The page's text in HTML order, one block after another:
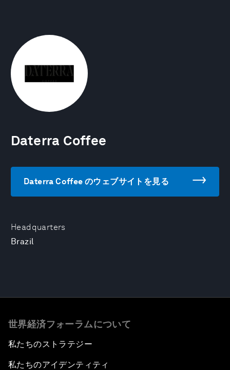
Headquarters
Brazil
Daterra Coffee
Daterra Coffee のウェブサイトを見る
世界経済フォーラムについて
私たちのストラテジー
私たちのアイデンティティ